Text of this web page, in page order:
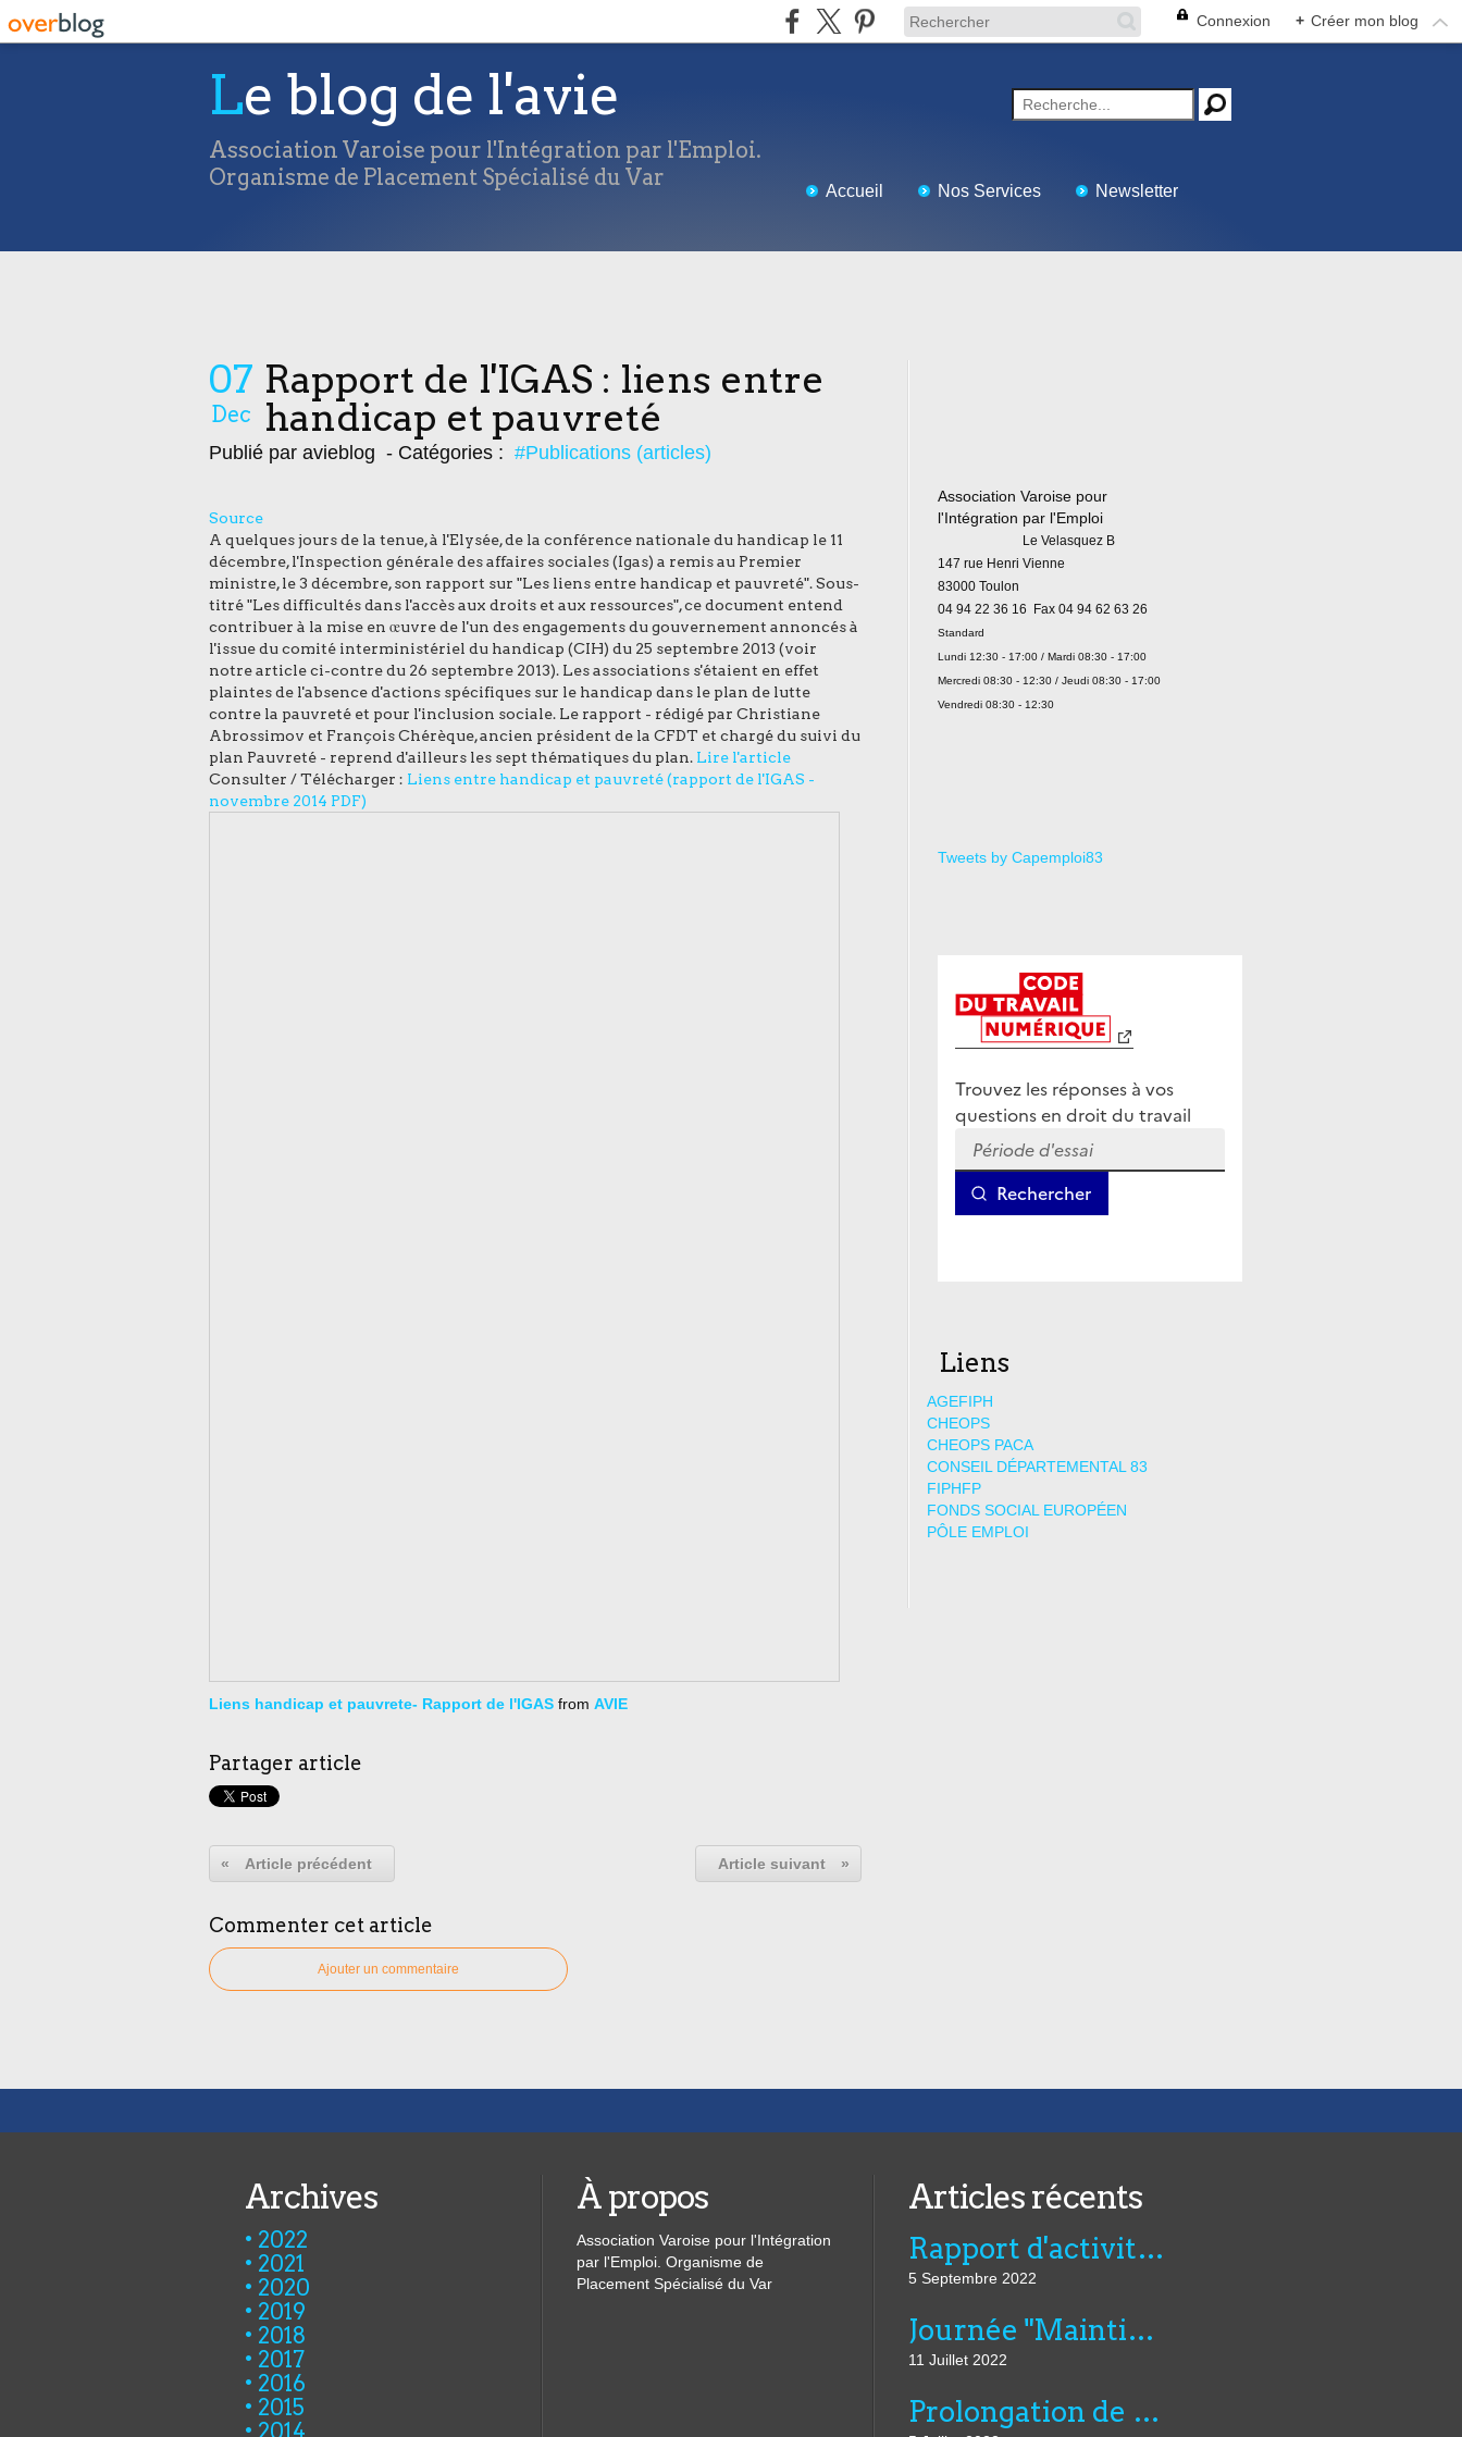
Connexion + Créer mon blog
Le blog de l'avie
Association Varoise pour l'Intégration par l'Emploi.
Organisme de Placement Spécialisé du Var
Accueil Nos Services Newsletter
07
Dec
Rapport de l'IGAS : liens entre
handicap et pauvreté
Publié par avieblog - Catégories : #Publications (articles)
Source
A quelques jours de la tenue, à l'Elysée, de la conférence nationale du handicap le 11
décembre, l'Inspection générale des affaires sociales (Igas) a remis au Premier
ministre, le 3 décembre, son rapport sur "Les liens entre handicap et pauvreté". Sous-
titré "Les difficultés dans l'accès aux droits et aux ressources", ce document entend
contribuer à la mise en œuvre de l'un des engagements du gouvernement annoncés à
l'issue du comité interministériel du handicap (CIH) du 25 septembre 2013 (voir
notre article ci-contre du 26 septembre 2013). Les associations s'étaient en effet
plaintes de l'absence d'actions spécifiques sur le handicap dans le plan de lutte
contre la pauvreté et pour l'inclusion sociale. Le rapport - rédigé par Christiane
Abrossimov et François Chérèque, ancien président de la CFDT et chargé du suivi du
plan Pauvreté - reprend d'ailleurs les sept thématiques du plan. Lire l'article
Consulter / Télécharger : Liens entre handicap et pauvreté (rapport de l'IGAS -
novembre 2014 PDF)
Liens handicap et pauvrete- Rapport de l'IGAS from AVIE
Partager article
« Article précédent Article suivant »
Commenter cet article
Ajouter un commentaire
Association Varoise pour
l'Intégration par l'Emploi
Le Velasquez B
147 rue Henri Vienne
83000 Toulon
04 94 22 36 16 Fax 04 94 62 63 26
Standard
Lundi 12:30 - 17:00 / Mardi 08:30 - 17:00
Mercredi 08:30 - 12:30 / Jeudi 08:30 - 17:00
Vendredi 08:30 - 12:30
Tweets by Capemploi83
Liens
AGEFIPH
CHEOPS
CHEOPS PACA
CONSEIL DÉPARTEMENTAL 83
FIPHFP
FONDS SOCIAL EUROPÉEN
PÔLE EMPLOI
Archives
2022
2021
2020
2019
2018
2017
2016
2015
2014
À propos
Association Varoise pour l'Intégration
par l'Emploi. Organisme de
Placement Spécialisé du Var
Articles récents
Rapport d'activité de l'AVIE 2021
5 Septembre 2022
Journée "Maintien dans l’emploi, compensation et innovation technologique" du 07 juillet au CNFTP
11 Juillet 2022
Prolongation de six mois du montant dérogatoire de l'aide unique aux employeurs d'apprentis et de l'aide exceptionnelle...